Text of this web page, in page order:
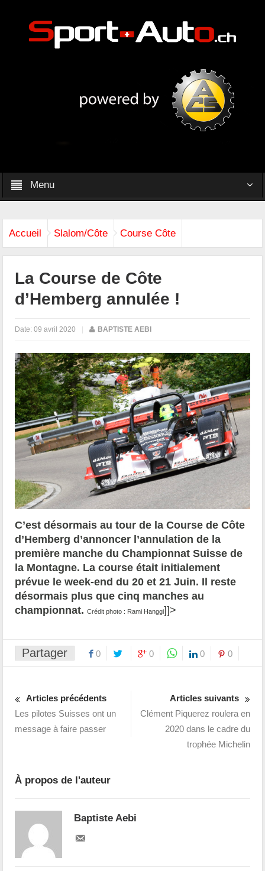
Menu
Accueil Slalom/Côte Course Côte
La Course de Côte
d’Hemberg annulée !
Date:09 avril 2020 | BAPTISTE AEBI
C’est désormais au tour de la Course de Côte
d’Hemberg d’annoncer l’annulation de la
première manche du Championnat Suisse de
la Montagne. La course était initialement
prévue le week-end du 20 et 21 Juin. Il reste
désormais plus que cinq manches au
championnat. Crédit photo : Rami Hanggi]]>
Partager 0 0 0 0
Articles précédents
Les pilotes Suisses ont un
message à faire passer
Articles suivants
Clément Piquerez roulera en
2020 dans le cadre du
trophée Michelin
À propos de l'auteur
Baptiste Aebi